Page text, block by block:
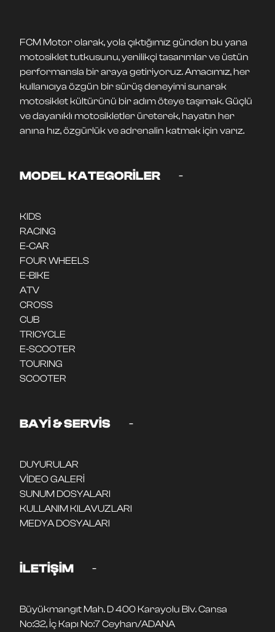
FCM Motor olarak, yola çıktığımız günden bu yana
motosiklet tutkusunu, yenilikçi tasarımlar ve üstün
performansla bir araya getiriyoruz. Amacımız, her
kullanıcıya özgün bir sürüş deneyimi sunarak
motosiklet kültürünü bir adım öteye taşımak. Güçlü
ve dayanıklı motosikletler üreterek, hayatın her
anına hız, özgürlük ve adrenalin katmak için varız.
MODEL KATEGORİLER -
KIDS
RACING
E-CAR
FOUR WHEELS
E-BIKE
ATV
CROSS
CUB
TRICYCLE
E-SCOOTER
TOURING
SCOOTER
BAYİ & SERVİS -
DUYURULAR
VİDEO GALERİ
SUNUM DOSYALARI
KULLANIM KILAVUZLARI
MEDYA DOSYALARI
İLETİŞİM -
Büyükmangıt Mah. D 400 Karayolu Blv. Cansa
No:32, İç Kapı No:7 Ceyhan/ADANA